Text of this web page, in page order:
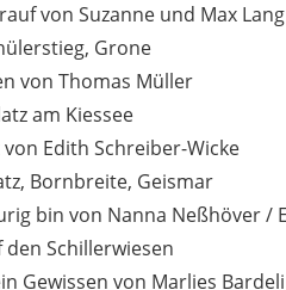
von Suzanne und Max Lang
Grone
von Thomas Müller
am Kiessee
Edith Schreiber-Wicke
Bornbreite, Geismar
bin von Nanna Neßhöver /
den Schillerwiesen
Gewissen von Marlies